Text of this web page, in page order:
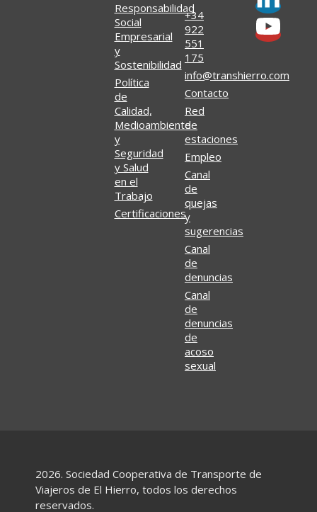
Responsabilidad
Social
Empresarial
y
Sostenibilidad
Política
de
Calidad,
Medioambiente
y
Seguridad
y Salud
en el
Trabajo
Certificaciones
+34
922
551
175
info@transhierro.com
Contacto
Red
de
estaciones
Empleo
Canal
de
quejas
y
sugerencias
Canal
de
denuncias
Canal
de
denuncias
de
acoso
sexual
2026. Sociedad Cooperativa de Transporte de
Viajeros de El Hierro, todos los derechos
reservados.